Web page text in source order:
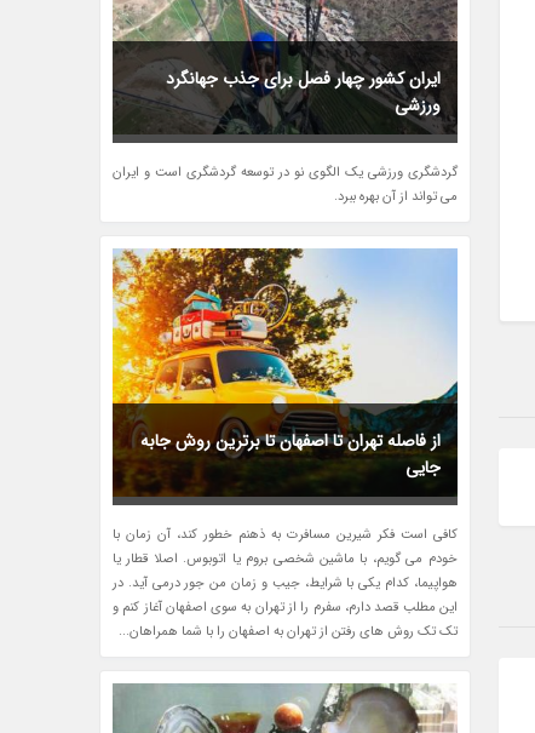
ایران کشور چهار فصل برای جذب جهانگرد
ورزشی
گردشگری ورزشی یک الگوی نو در توسعه گردشگری است و ایران
می تواند از آن بهره ببرد.
از فاصله تهران تا اصفهان تا برترین روش جابه
جایی
کافی است فکر شیرین مسافرت به ذهنم خطور کند، آن زمان با
خودم می گویم، با ماشین شخصی بروم یا اتوبوس. اصلا قطار یا
هواپیما، کدام یکی با شرایط، جیب و زمان من جور درمی آید. در
این مطلب قصد دارم، سفرم را از تهران به سوی اصفهان آغاز کنم و
تک تک روش های رفتن از تهران به اصفهان را با شما همراهان...